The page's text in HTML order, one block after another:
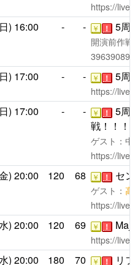
https://
) 16:00 - - ￥ ！ 5周
開演前作
39639089
) 17:00 - - ￥ ！ 5周
https://
) 17:00 - - ￥ ！
5周
戦！！！
ゲスト：
https://
) 20:00 120 68 ￥ ！ セ
ゲスト：
https://
) 20:00 120 69 ￥ ！
https://
) 20:00 180 70 ￥ ！ リ